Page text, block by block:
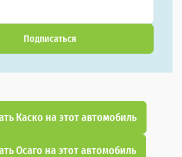
Подписаться
Каско на этот автомобиль
Осаго на этот автомобиль